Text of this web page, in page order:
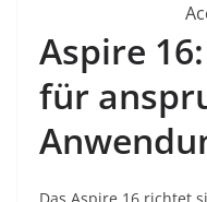
Aspire
für